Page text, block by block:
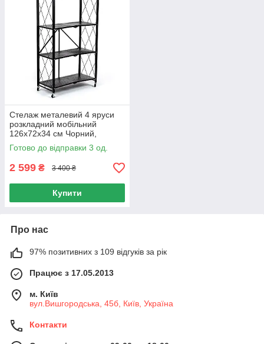
Стелаж металевий 4 яруси
розкладний мобільний
126х72х34 см Чорний,
Стелаж на колесах 80 кг з
блокуванням
Готово до відправки 3 од.
2 599 ₴ 3 400 ₴
Купити
Про нас
97% позитивних з 109 відгуків за рік
Працює з 17.05.2013
м. Київ
вул.Вишгородська, 45б, Київ, Україна
Контакти